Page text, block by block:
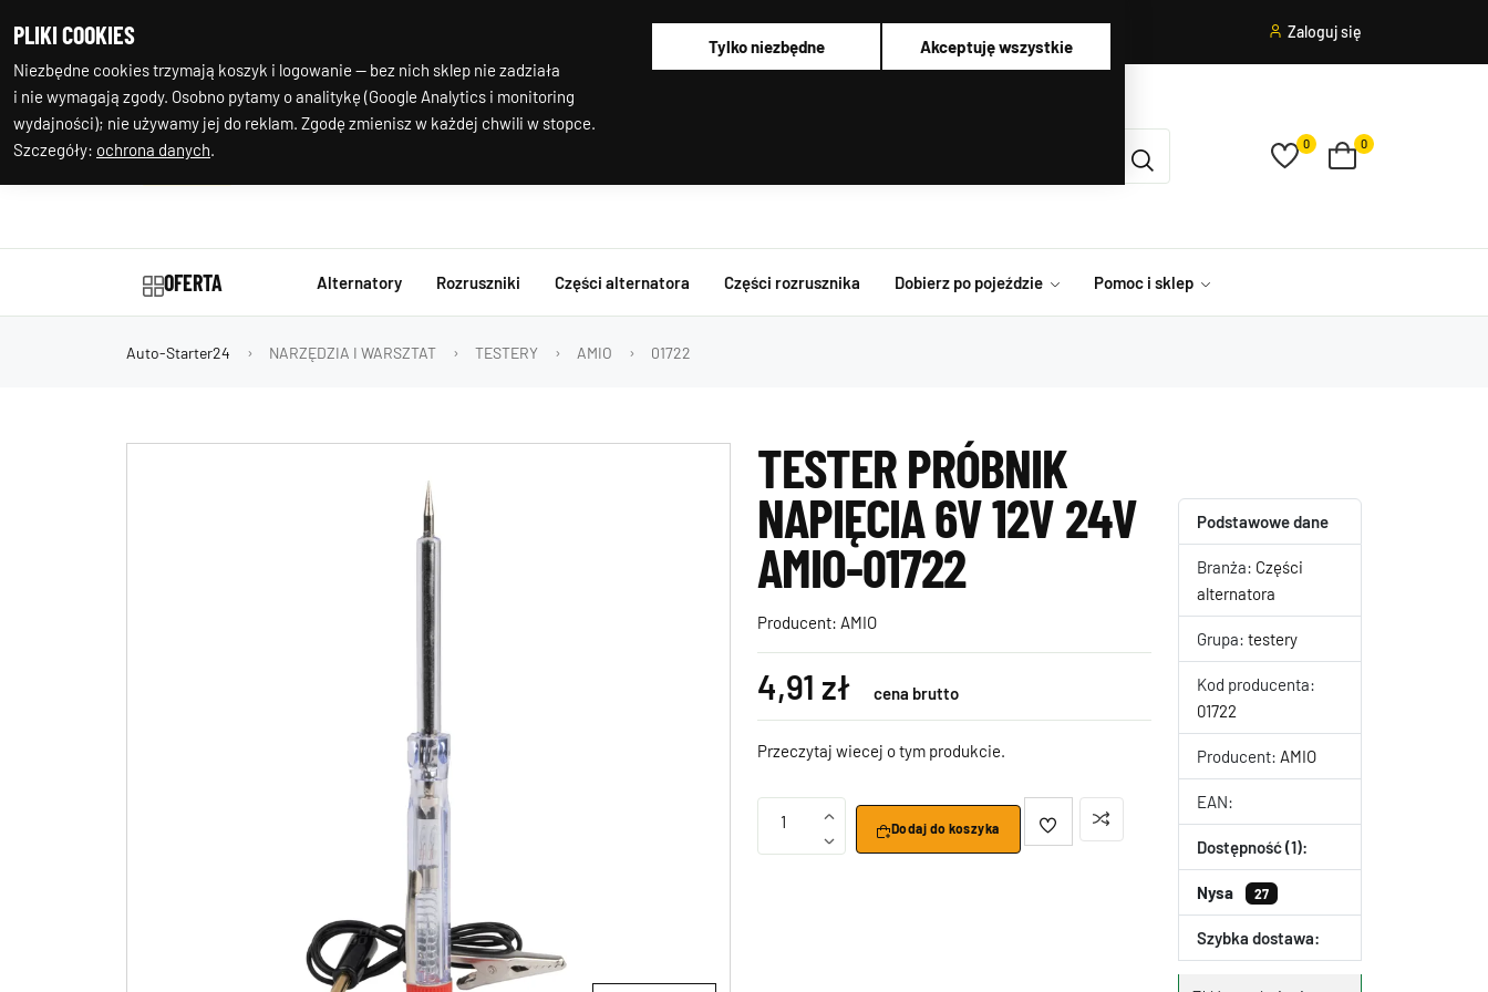
PLIKI COOKIES
Niezbędne cookies trzymają koszyk i logowanie — bez nich sklep nie zadziała
i nie wymagają zgody. Osobno pytamy o analitykę (Google Analytics i monitoring
wydajności); nie używamy jej do reklam. Zgodę zmienisz w każdej chwili w stopce.
Szczegóły: ochrona danych.
Tylko niezbędne Akceptuję wszystkie
Alternatory i rozruszniki OEM
Pracujemy od poniedziałku do piątku od 8:00 do 16:00
Regenerujemy alternatory i rozruszniki od 2012 roku !
Regenerujemy filtry cząstek stałych
Rozruszniki o Wysokim Momencie Obrotowym
Zaloguj się
0 0
OFERTA Alternatory Rozruszniki Części alternatora Części rozrusznika Dobierz po pojeździe Pomoc i sklep
Auto-Starter24 NARZĘDZIA I WARSZTAT TESTERY AMIO 01722
TESTER PRÓBNIK
NAPIĘCIA 6V 12V 24V
AMIO-01722
Producent: AMIO
4,91 zł cena brutto
Przeczytaj wiecej o tym produkcie.
1 Dodaj do koszyka
Podstawowe dane
Branża: Części
alternatora
Grupa: testery
Kod producenta:
01722
Producent: AMIO
EAN:
Dostępność (1):
Nysa 27
Szybka dostawa: